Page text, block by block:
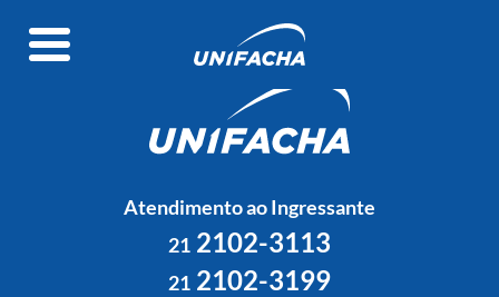
Atendimento ao Ingressante
212102-3113
212102-3199